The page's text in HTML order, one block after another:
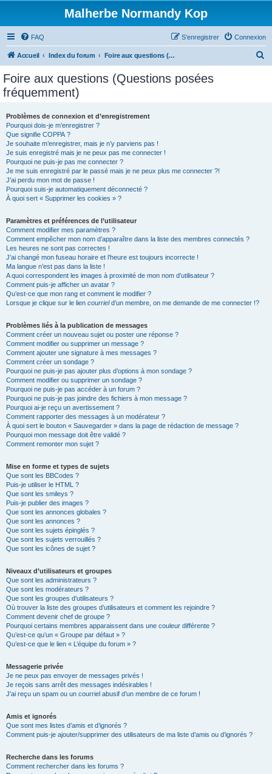
Malherbe Normandy Kop
FAQ Connexion
S’enregistrer
Accueil Index du forum Foire aux questions (Questions posées fréquemment)
Foire aux questions (Questions posées
fréquemment)
Problèmes de connexion et d’enregistrement
Pourquoi dois-je m’enregistrer ?
Que signifie COPPA ?
Je souhaite m’enregistrer, mais je n’y parviens pas !
Je suis enregistré mais je ne peux pas me connecter !
Pourquoi ne puis-je pas me connecter ?
Je me suis enregistré par le passé mais je ne peux plus me connecter ?!
J’ai perdu mon mot de passe !
Pourquoi suis-je automatiquement déconnecté ?
À quoi sert « Supprimer les cookies » ?
Paramètres et préférences de l’utilisateur
Comment modifier mes paramètres ?
Comment empêcher mon nom d’apparaître dans la liste des membres connectés ?
Les heures ne sont pas correctes !
J’ai changé mon fuseau horaire et l’heure est toujours incorrecte !
Ma langue n’est pas dans la liste !
A quoi correspondent les images à proximité de mon nom d’utilisateur ?
Comment puis-je afficher un avatar ?
Qu’est-ce que mon rang et comment le modifier ?
Lorsque je clique sur le lien courrield’un membre, on me demande de me connecter !?
Problèmes liés à la publication de messages
Comment créer un nouveau sujet ou poster une réponse ?
Comment modifier ou supprimer un message ?
Comment ajouter une signature à mes messages ?
Comment créer un sondage ?
Pourquoi ne puis-je pas ajouter plus d’options à mon sondage ?
Comment modifier ou supprimer un sondage ?
Pourquoi ne puis-je pas accéder à un forum ?
Pourquoi ne puis-je pas joindre des fichiers à mon message ?
Pourquoi ai-je reçu un avertissement ?
Comment rapporter des messages à un modérateur ?
À quoi sert le bouton « Sauvegarder » dans la page de rédaction de message ?
Pourquoi mon message doit être validé ?
Comment remonter mon sujet ?
Mise en forme et types de sujets
Que sont les BBCodes ?
Puis-je utiliser le HTML ?
Que sont les smileys ?
Puis-je publier des images ?
Que sont les annonces globales ?
Que sont les annonces ?
Que sont les sujets épinglés ?
Que sont les sujets verrouillés ?
Que sont les icônes de sujet ?
Niveaux d’utilisateurs et groupes
Que sont les administrateurs ?
Que sont les modérateurs ?
Que sont les groupes d’utilisateurs ?
Où trouver la liste des groupes d’utilisateurs et comment les rejoindre ?
Comment devenir chef de groupe ?
Pourquoi certains membres apparaissent dans une couleur différente ?
Qu’est-ce qu’un « Groupe par défaut » ?
Qu’est-ce que le lien « L’équipe du forum » ?
Messagerie privée
Je ne peux pas envoyer de messages privés !
Je reçois sans arrêt des messages indésirables !
J’ai reçu un spam ou un courriel abusif d’un membre de ce forum !
Amis et ignorés
Que sont mes listes d’amis et d’ignorés ?
Comment puis-je ajouter/supprimer des utilisateurs de ma liste d’amis ou d’ignorés ?
Recherche dans les forums
Comment rechercher dans les forums ?